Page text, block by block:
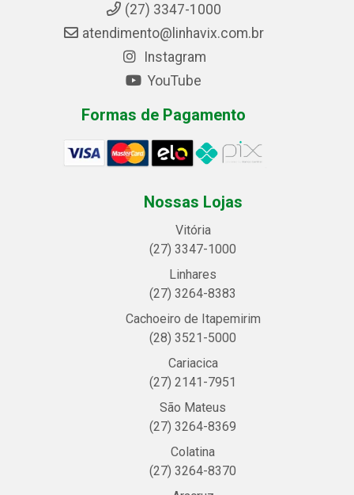
(27) 3347-1000
atendimento@linhavix.com.br
Instagram
YouTube
Formas de Pagamento
Nossas Lojas
Vitória
(27) 3347-1000
Linhares
(27) 3264-8383
Cachoeiro de Itapemirim
(28) 3521-5000
Cariacica
(27) 2141-7951
São Mateus
(27) 3264-8369
Colatina
(27) 3264-8370